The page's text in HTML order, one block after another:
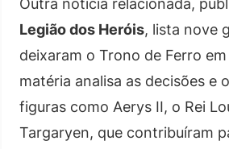
Outra notícia relacionada,
Legião dos Heróis, lista nove
deixaram o Trono de Ferro
matéria analisa as decisões e
figuras como Aerys II, o Rei
Targaryen, que contribuíram